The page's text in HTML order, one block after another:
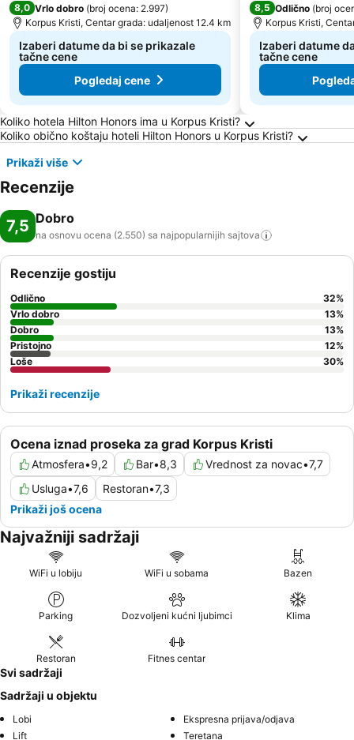
8,0 Vrlo dobro (broj ocena: 2.997)
Korpus Kristi, Centar grada: udaljenost 12.4 km
Izaberi datume da bi se prikazale
tačne cene
Pogledaj cene
8,5 Odlično (broj
Korpus Kristi,
Izaberi datume
tačne cene
Frequently Asked Questions about Korpus
Koliko hotela Hilton Honors ima u Korpus Kristi?
Koliko obično koštaju hoteli Hilton Honors u Korpus Kristi?
Prikaži više
Recenzije
7,5 Dobro
na osnovu ocena (2.550) sa najpopularnijih sajtova
Ocena iznad proseka za grad Korpus Kristi
Atmosfera•9,2 Bar•8,3 Vrednost za novac•7,7
Usluga•7,6 Restoran•7,3
Prikaži još ocena
Recenzije gostiju
Odlično 32%
Vrlo dobro
13%
Dobro
13%
Pristojno
12%
Loše
30%
Prikaži recenzije
Najvažniji sadržaji
WiFi u lobiju WiFi u sobama Bazen
Parking Dozvoljeni kućni ljubimci Klima
Restoran Fitnes centar
Svi sadržaji
Sadržaji u objektu
Lobi
Ekspresna prijava/odjava
Lift
Teretana